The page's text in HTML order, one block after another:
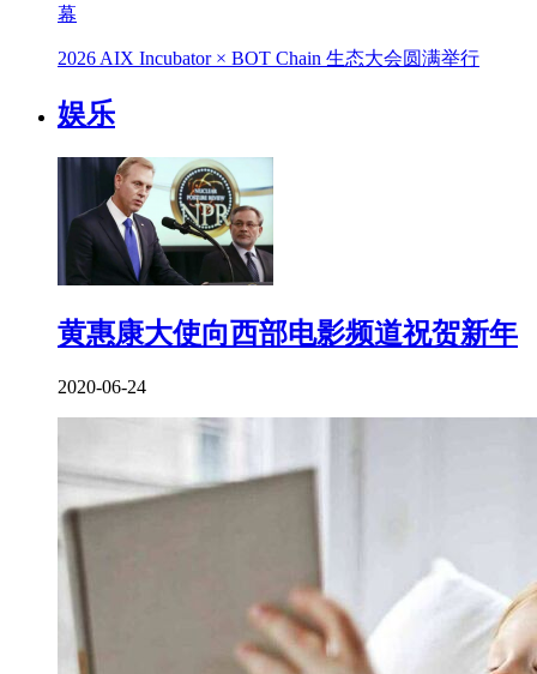
幕
2026 AIX Incubator × BOT Chain 生态大会圆满举行
娱乐
黄惠康大使向西部电影频道祝贺新年
2020-06-24